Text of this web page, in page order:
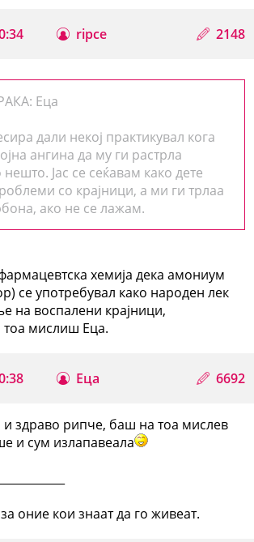
ripce 2148
Еца
дали некој практикувал кога
ангина да му ги растрла
нешто. Јас се сеќавам како дете
со крајници, а ми ги трлаа
ако не се лажам.
хемија дека амониум
се употребувал како народен лек
на воспалени крајници,
тоа мислиш Еца.
Еца 6692
здраво рипче, баш на тоа мислев
и сум излапавеала
оние кои знаат да го живеат.